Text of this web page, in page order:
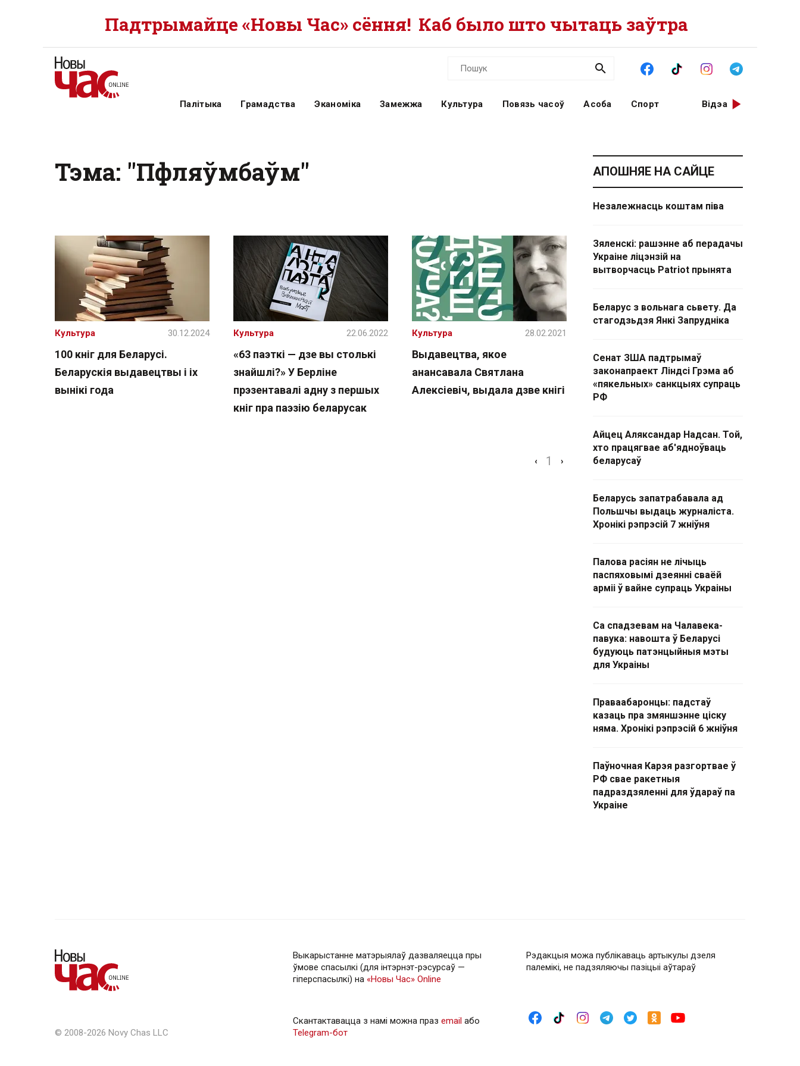
Падтрымайце «Новы Час» сёння! Каб было што чытаць заўтра
Палітыка Грамадства Эканоміка Замежжа Культура Повязь часоў Асоба Спорт Відэа
Тэма: "Пфляўмбаўм"
100 кніг для Беларусі.
Беларускія выдавецтвы і іх
вынікі года
Культура 30.12.2024
«63 паэткі — дзе вы столькі
знайшлі?» У Берліне
прэзентавалі адну з першых
кніг пра паэзію беларусак
Культура 22.06.2022
Выдавецтва, якое
анансавала Святлана
Алексіевіч, выдала дзве кнігі
Культура 28.02.2021
‹ 1 ›
АПОШНЯЕ НА САЙЦЕ
Незалежнасць коштам піва
Зяленскі: рашэнне аб перадачы
Украіне ліцэнзій на
вытворчасць Patriot прынята
Беларус з вольнага сьвету. Да
стагодзьдзя Янкі Запрудніка
Сенат ЗША падтрымаў
законапраект Ліндсі Грэма аб
«пякельных» санкцыях супраць
РФ
Айцец Аляксандар Надсан. Той,
хто працягвае аб'ядноўваць
беларусаў
Беларусь запатрабавала ад
Польшчы выдаць журналіста.
Хронікі рэпрэсій 7 жніўня
Палова расіян не лічыць
паспяховымі дзеянні сваёй
арміі ў вайне супраць Украіны
Са спадзевам на Чалавека-
павука: навошта ў Беларусі
будуюць патэнцыйныя мэты
для Украіны
Праваабаронцы: падстаў
казаць пра змяншэнне ціску
няма. Хронікі рэпрэсій 6 жніўня
Паўночная Карэя разгортвае ў
РФ свае ракетныя
падраздзяленні для ўдараў па
Украіне
© 2008-2026 Novy Chas LLC
Выкарыстанне матэрыялаў дазваляецца пры
ўмове спасылкі (для інтэрнэт-рэсурсаў —
гiперспасылкi) на «Новы Час» Online
Скантактавацца з намі можна праз email або
Telegram-бот
Рэдакцыя можа публікаваць артыкулы дзеля
палемікі, не падзяляючы пазіцыі аўтараў